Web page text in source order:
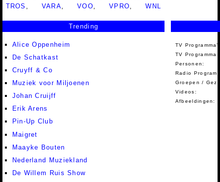
TROS
VARA ,VOO ,VPRO ,WNL
Trending
Alice Oppenheim
De Schatkast
Cruyff & Co
Muziek voor Miljoenen
Johan Cruijff
Erik Arens
Pin-Up Club
Maigret
Maayke Bouten
Nederland Muziekland
De Willem Ruis Show
TV
TV Programma
Personen:
Radio
Groepen /
Videos:
Afbeeldingen: